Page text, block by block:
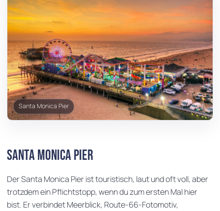
Santa Monica Pier
Santa Monica Pier
Der Santa Monica Pier ist touristisch, laut und oft voll, aber
trotzdem ein Pflichtstopp, wenn du zum ersten Mal hier
bist. Er verbindet Meerblick, Route-66-Fotomotiv,